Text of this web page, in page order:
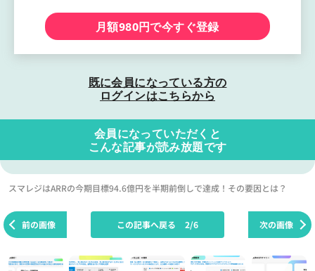
月額980円で今すぐ登録
既に会員になっている方の
ログインはこちらから
会員になっていただくと
こんな記事が読み放題です
スマレジはARRの今期目標94.6億円を半期前倒しで達成！その要因とは？
前の画像 次の画像
この記事へ戻る 2/6